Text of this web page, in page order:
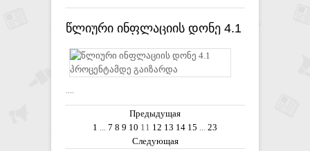
წლიური ინფლაციის დონე 4.1
პროცენტამდე გაიზარდა
....
Предыдущая
1 ... 7 8 9 10 11 12 13 14 15 ... 23
Следующая